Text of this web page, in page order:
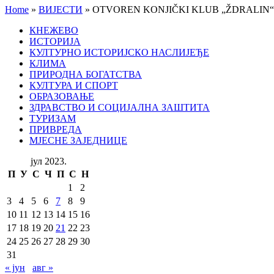
Home » ВИЈЕСТИ » OTVOREN KONJIČKI KLUB
КНЕЖЕВО
ИСТОРИЈА
КУЛТУРНО ИСТОРИЈСКО НАСЛИЈЕЂЕ
КЛИМА
ПРИРОДНА БОГАТСТВА
КУЛТУРА И СПОРТ
ОБРАЗОВАЊЕ
ЗДРАВСТВО И СОЦИЈАЛНА ЗАШТИТА
ТУРИЗАМ
ПРИВРЕДА
МЈЕСНЕ ЗАЈЕДНИЦЕ
јул 2023.
П У С Ч П С Н
1
2
3
4 5 6 7 8
9
10 11 12 13 14 15 16
17 18 19 20 21 22 23
24 25 26 27 28 29 30
31
« јун
авг »